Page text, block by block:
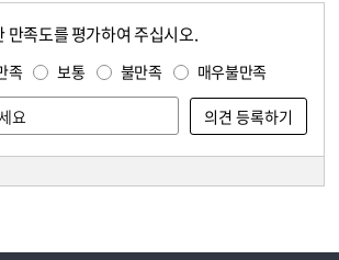
만족도를 평가하여 주십시오.
족 보통 불만족 매우불만족